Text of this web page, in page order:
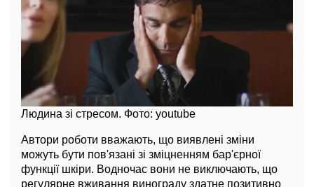
Людина зі стресом. Фото: youtube
Автори роботи вважають, що виявлені зміни
можуть бути пов'язані зі зміцненням бар'єрної
функції шкіри. Водночас вони не виключають, що
регулярне вживання винограду здатне позитивно